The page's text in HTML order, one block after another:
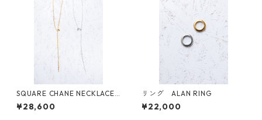
SQUARE CHANE NECKLACE
60 GLD
¥28,600
リング ALAN RING
¥22,000